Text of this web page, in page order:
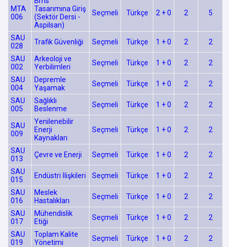
MTA
006
Tasarımına Giriş
(Sektör Dersi -
Aspilsan)
Seçmeli Türkçe 2 + 0 2 5
SAU
028
Trafik Güvenliği Seçmeli Türkçe 1 + 0 2 2
SAU
002
Arkeoloji ve
Yerbilimleri
Seçmeli Türkçe 1 + 0 2 2
SAU
004
Depremle
Yaşamak
Seçmeli Türkçe 1 + 0 2 2
SAU
005
Sağlıklı
Beslenme
Seçmeli Türkçe 1 + 0 2 2
SAU
009
Yenilenebilir
Enerji
Kaynakları
Seçmeli Türkçe 1 + 0 2 2
SAU
013
Çevre ve Enerji Seçmeli Türkçe 1 + 0 2 2
SAU
015
Endüstri İlişkileri Seçmeli Türkçe 1 + 0 2 2
SAU
016
Meslek
Hastalıkları
Seçmeli Türkçe 1 + 0 2 2
SAU
017
Mühendislik
Etiği
Seçmeli Türkçe 1 + 0 2 2
SAU
019
Toplam Kalite
Yönetimi
Seçmeli Türkçe 1 + 0 2 2